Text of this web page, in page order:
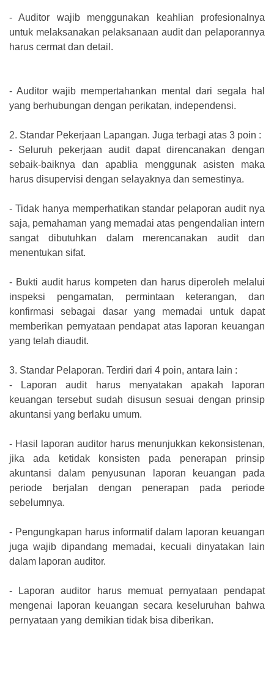
-
Auditor wajib menggunakan keahlian profesionalnya
untuk melaksanakan pelaksanaan audit dan pelaporannya
harus cermat dan detail.
- Auditor wajib mempertahankan mental dari segala hal
yang berhubungan dengan perikatan, independensi.
2. Standar Pekerjaan Lapangan. Juga terbagi atas 3 poin :
-
Seluruh pekerjaan audit dapat direncanakan dengan
sebaik-baiknya dan apablia menggunak asisten maka
harus disupervisi dengan selayaknya dan semestinya.
- Tidak hanya memperhatikan standar pelaporan audit nya
saja, pemahaman yang memadai atas pengendalian intern
sangat dibutuhkan dalam merencanakan audit dan
menentukan sifat.
- Bukti audit harus kompeten dan harus diperoleh melalui
inspeksi pengamatan, permintaan keterangan, dan
konfirmasi sebagai dasar yang memadai untuk dapat
memberikan pernyataan pendapat atas laporan keuangan
yang telah diaudit.
3. Standar Pelaporan. Terdiri dari 4 poin, antara lain :
-
Laporan audit harus menyatakan apakah laporan
keuangan tersebut sudah disusun sesuai dengan prinsip
akuntansi yang berlaku umum.
- Hasil laporan auditor harus menunjukkan kekonsistenan,
jika ada ketidak konsisten pada penerapan prinsip
akuntansi dalam penyusunan laporan keuangan pada
periode berjalan dengan penerapan pada periode
sebelumnya.
- Pengungkapan harus informatif dalam laporan keuangan
juga wajib dipandang memadai, kecuali dinyatakan lain
dalam laporan auditor.
-
Laporan auditor harus memuat pernyataan pendapat
mengenai laporan keuangan secara keseluruhan bahwa
pernyataan yang demikian tidak bisa diberikan.